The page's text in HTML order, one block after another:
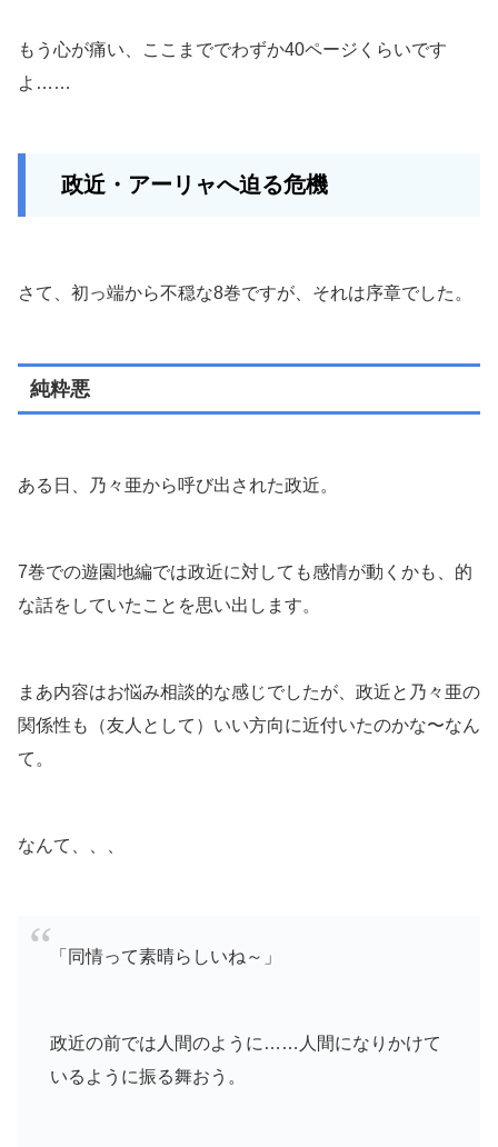
もう心が痛い、ここまででわずか40ページくらいです
よ……
政近・アーリャへ迫る危機
さて、初っ端から不穏な8巻ですが、それは序章でした。
純粋悪
ある日、乃々亜から呼び出された政近。
7巻での遊園地編では政近に対しても感情が動くかも、的
な話をしていたことを思い出します。
まあ内容はお悩み相談的な感じでしたが、政近と乃々亜の
関係性も（友人として）いい方向に近付いたのかな〜なん
て。
なんて、、、
「同情って素晴らしいね～」
政近の前では人間のように……人間になりかけて
いるように振る舞おう。